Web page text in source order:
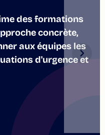
des formations
concrète,
aux équipes les
d'urgence et